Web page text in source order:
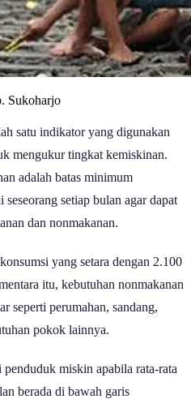
Sukoharjo
satu indikator yang digunakan
mengukur tingkat kemiskinan.
adalah batas minimum
setiap bulan agar dapat
dan nonmakanan.
yang setara dengan 2.100
itu, kebutuhan nonmakanan
seperti perumahan, sandang,
pokok lainnya.
penduduk miskin apabila rata-rata
berada di bawah garis